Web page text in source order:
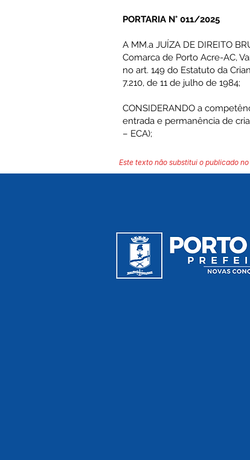
PORTARIA N° 011/2025
A MM.a JUÍZA DE DIREITO
Comarca de Porto Acre-AC,
no art. 149 do Estatuto da
7.210, de 11 de julho de 1984;
CONSIDERANDO a
entrada e permanência de
– ECA);
Este texto não substitui o publicado